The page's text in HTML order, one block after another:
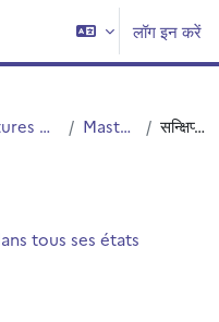
लॉग इन करें
Langues et Cultures Antiques (LCA) Master LCA सन्क्षिप्त विवरण
tous ses états